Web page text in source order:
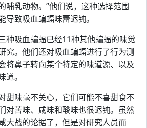
哺乳动物。”他们说，这种选择范围
导致吸血蝙蝠味蕾迟钝。
种吸血蝙蝠已经11种其他蝙蝠的味觉
究。他们还对吸血蝙蝠进行了行为测
将鼻子转向某个特定的味道源、以及
道。
甜味毫不关心，它们可能不喜甜食不
对苦味、咸味和酸味也很迟钝。虽然
大战的论据了，但是对研究人员而